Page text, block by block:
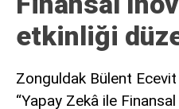
EKONOMI
GÜNDEM
MAGAZIN
etkinliği
Zonguldak Bülent
“Yapay Zekâ ile